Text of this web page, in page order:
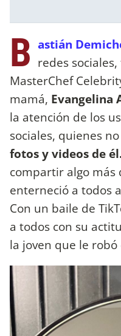
B astián
redes
MasterChef
mamá, Evangelina
la atención de los
sociales, quienes
fotos y videos de
compartir algo
enterneció a todos
Con un baile de
a todos con su
la joven que le robó